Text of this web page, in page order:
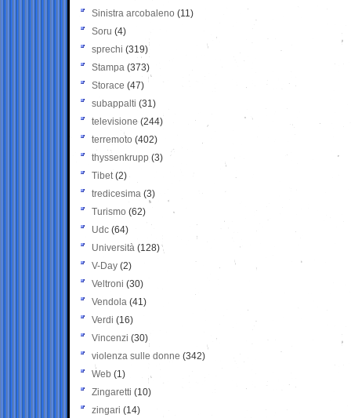
Sinistra arcobaleno (11)
Soru (4)
sprechi (319)
Stampa (373)
Storace (47)
subappalti (31)
televisione(244)
terremoto (402)
thyssenkrupp (3)
Tibet(2)
tredicesima (3)
Turismo (62)
Udc (64)
Università (128)
V-Day (2)
Veltroni (30)
Vendola (41)
Verdi (16)
Vincenzi (30)
violenza sulle donne (342)
Web (1)
Zingaretti (10)
zingari (14)